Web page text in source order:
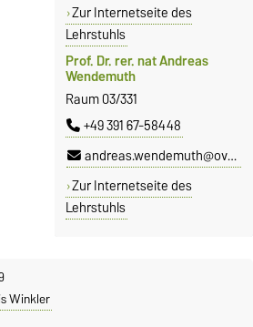
Zur Internetseite des
Lehrstuhls
Prof. Dr. rer. nat Andreas
Wendemuth
Raum 03/331
+49 391 67-58448
andreas.wendemuth@ovgu.de
Zur Internetseite des
Lehrstuhls
Winkler